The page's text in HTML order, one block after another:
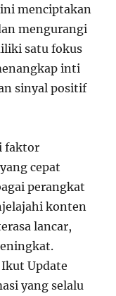
menciptakan
mengurangi
satu fokus
inti
sinyal positif
faktor
cepat
perangkat
konten
lancar,
Update
yang selalu